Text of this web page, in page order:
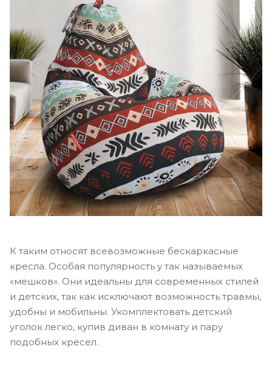
К таким относят всевозможные бескаркасные
кресла. Особая популярность у так называемых
«мешков». Они идеальны для современных стилей
и детских, так как исключают возможность травмы,
удобны и мобильны. Укомплектовать детский
уголок легко, купив диван в комнату и пару
подобных кресел.